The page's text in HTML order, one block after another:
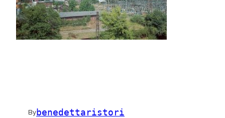
By benedettaristori